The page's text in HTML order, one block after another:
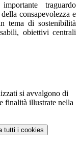
traguardo
consapevolezza e
tema di sostenibilità
obiettivi centrali
si avvalgono di
finalità illustrate nella
tutti i cookies